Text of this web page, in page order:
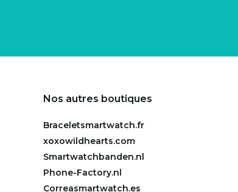
Nos autres boutiques
Braceletsmartwatch.fr
xoxowildhearts.com
Smartwatchbanden.nl
Phone-Factory.nl
Correasmartwatch.es